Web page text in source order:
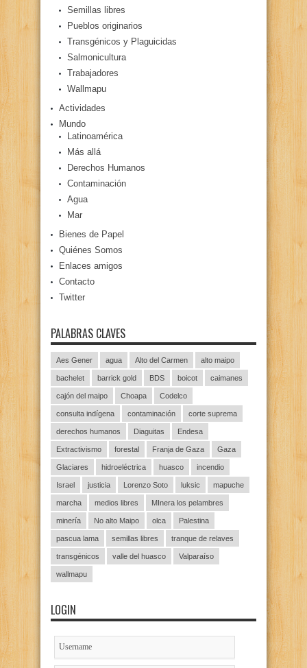
Semillas libres
Pueblos originarios
Transgénicos y Plaguicidas
Salmonicultura
Trabajadores
Wallmapu
Actividades
Mundo
Latinoamérica
Más allá
Derechos Humanos
Contaminación
Agua
Mar
Bienes de Papel
Quiénes Somos
Enlaces amigos
Contacto
Twitter
PALABRAS CLAVES
Aes Gener agua Alto del Carmen alto maipo
bachelet barrick gold BDS boicot caimanes
cajón del maipo Choapa Codelco
consulta indígena contaminación corte suprema
derechos humanos Diaguitas Endesa
Extractivismo forestal Franja de Gaza Gaza
Glaciares hidroeléctrica huasco incendio
Israel justicia Lorenzo Soto luksic mapuche
marcha medios libres MInera los pelambres
minería No alto Maipo olca Palestina
pascua lama semillas libres tranque de relaves
transgénicos valle del huasco Valparaíso
wallmapu
LOGIN